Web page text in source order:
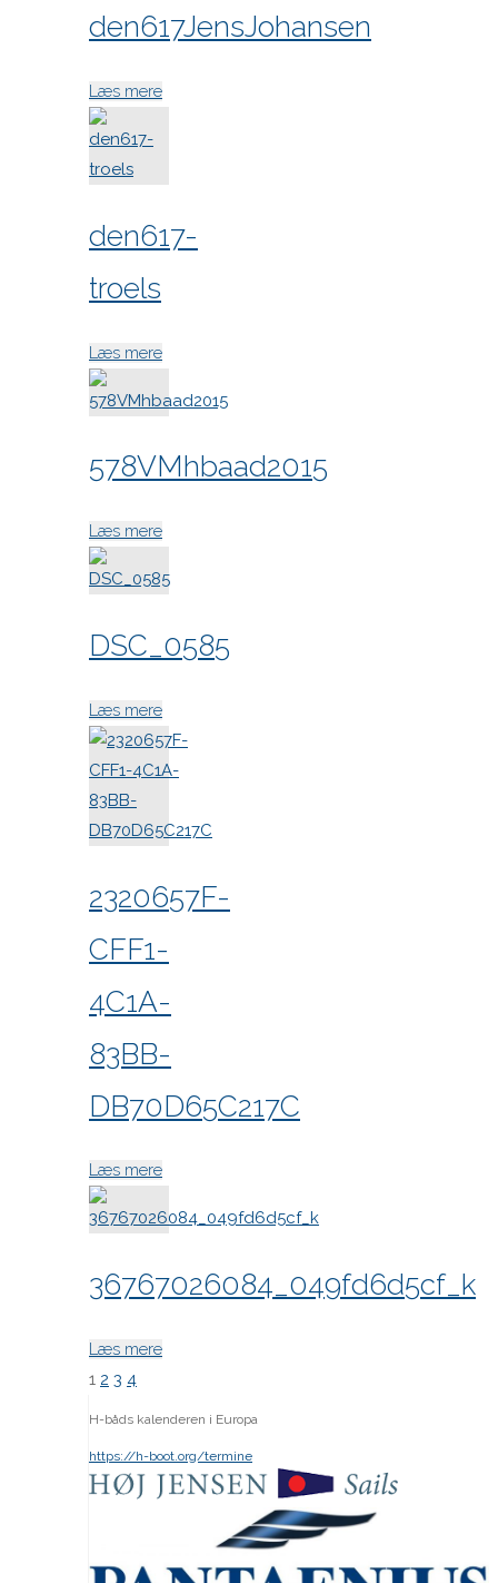
den617JensJohansen
Læs mere"den617JensJohansen"
den617-
troels
Læs mere"den617-
578VMhbaad2015
Læs mere"578VMhbaad2015"
DSC_0585
Læs mere"DSC_0585"
2320657F-
CFF1-
4C1A-
83BB-
DB70D65C217C
Læs mere"2320657F-
4C1A-
DB70D65C217C"
36767026084_049fd6d5cf_k
Læs mere"36767026084_049fd6d5cf_k"
Indlægsinddeling
1 2 3 4
H-båds kalenderen i Europa
https://h-boot.org/termine